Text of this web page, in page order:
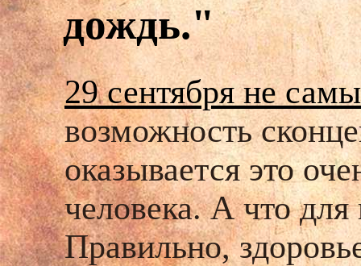
дождь."
29 сентября не
возможность
оказывается это
человека. А что для
Правильно,